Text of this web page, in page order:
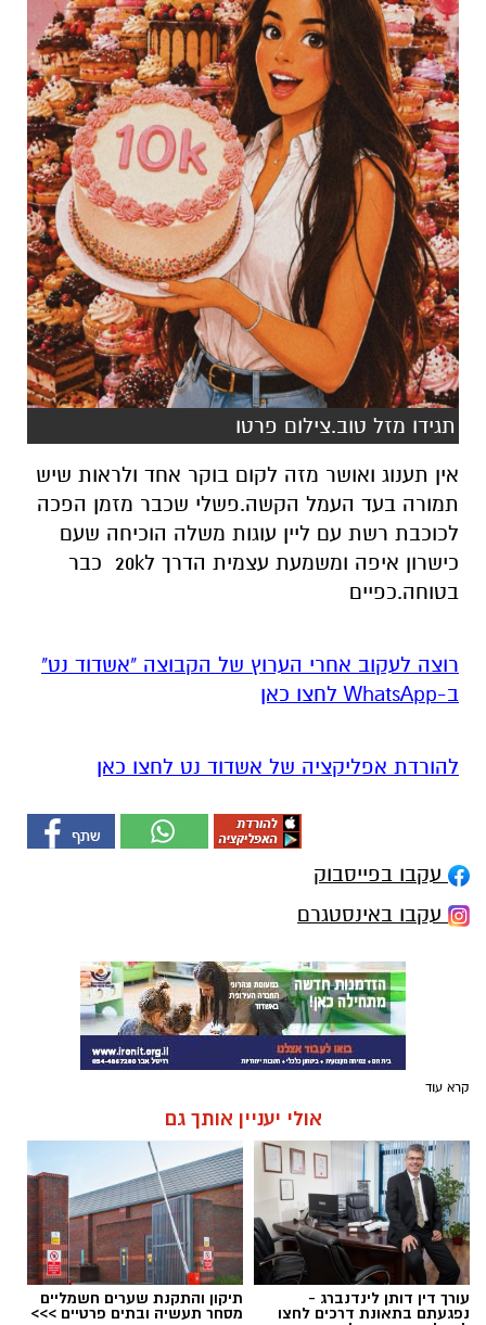
תגידו מזל טוב.צילום פרטו
אין תענוג ואושר מזה לקום בוקר אחד ולראות שיש
תמורה בעד העמל הקשה.פשלי שכבר מזמן הפכה
לכוכבת רשת עם ליין עוגות משלה הוכיחה שעם
כישרון איפה ומשמעת עצמית הדרך ל20k כבר
בטוחה.כפיים
רוצה לעקוב אחרי הערוץ של הקבוצה "אשדוד נט"
ב-WhatsApp לחצו כאן
להורדת אפליקציה של אשדוד נט לחצו כאן
עקבו בפייסבוק
עקבו באינסטגרם
קרא עוד
אולי יעניין אותך גם
עורך דין דותן לינדנברג -
נפגעתם בתאונת דרכים לחצו
תיקון והתקנת שערים חשמליים
מסחר תעשיה ובתים פרטיים >>>